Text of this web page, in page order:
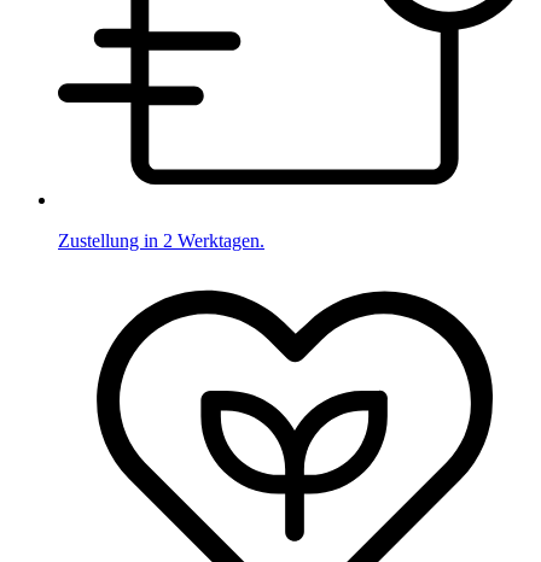
Zustellung in 2 Werktagen.